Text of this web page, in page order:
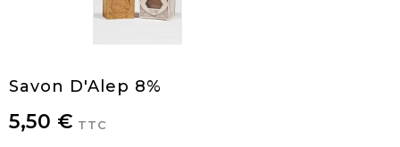
Savon D'Alep 8%
5,50 € TTC